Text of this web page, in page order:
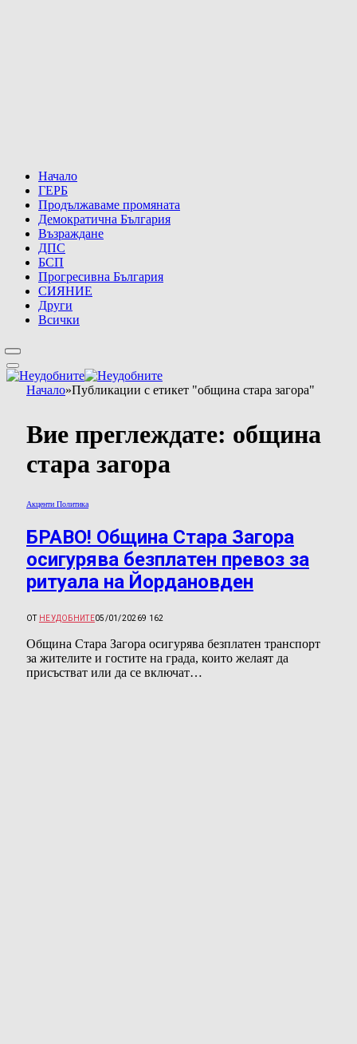
Начало
ГЕРБ
Продължаваме промяната
Демократична България
Възраждане
ДПС
БСП
Прогресивна България
СИЯНИЕ
Други
Всички
Начало»Публикации с етикет "община стара загора"
Вие преглеждате: община
стара загора
Акценти Политика
БРАВО! Община Стара Загора
осигурява безплатен превоз за
ритуала на Йордановден
ОТ НЕУДОБНИТЕ05/01/20269 162
Община Стара Загора осигурява безплатен транспорт
за жителите и гостите на града, които желаят да
присъстват или да се включат…